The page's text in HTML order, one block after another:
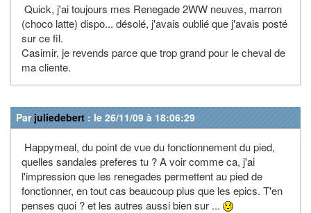
Quick, j'ai toujours mes Renegade 2WW neuves, marron
(choco latte) dispo... désolé, j'avais oublié que j'avais posté
sur ce fil.
Casimir, je revends parce que trop grand pour le cheval de
ma cliente.
Par juliedebert : le 26/11/09 à 18:06:29
Happymeal, du point de vue du fonctionnement du pied,
quelles sandales preferes tu ? A voir comme ca, j'ai
l'impression que les renegades permettent au pied de
fonctionner, en tout cas beaucoup plus que les epics. T'en
penses quoi ? et les autres aussi bien sur ...